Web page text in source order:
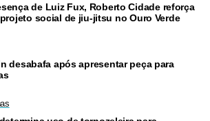
de Luiz Fux, Roberto Cidade reforça
social de jiu-jitsu no Ouro Verde
desabafa após apresentar peça para